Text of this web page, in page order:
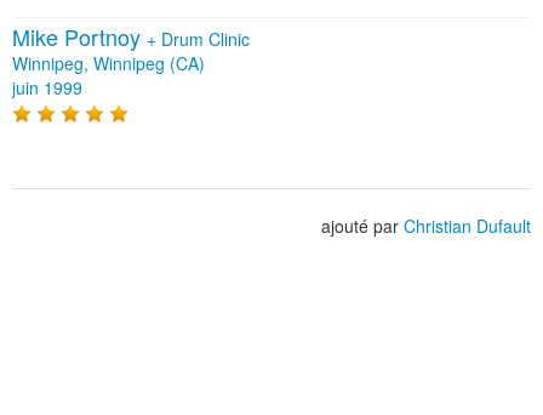
Mike Portnoy + Drum Clinic
Winnipeg, Winnipeg (CA)
juin 1999
ajouté par Christian Dufault